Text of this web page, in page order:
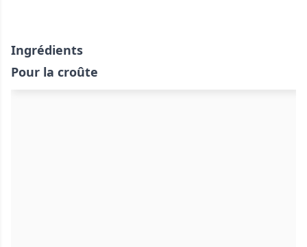
Ingrédients
Pour la croûte